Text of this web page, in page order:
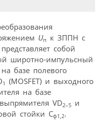
Uп к ЗППН с
собой
широтно-импульсный
базе полевого
1 (МОSFЕТ) и выходного
на базе
VD2–5 и
стойки Сф1,2.